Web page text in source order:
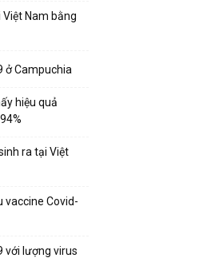
Nam bằng
ở Campuchia
hiệu quả
ra tại Việt
vaccine Covid-
với lượng virus